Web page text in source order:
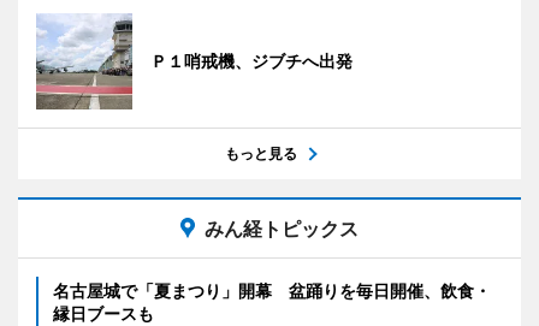
Ｐ１哨戒機、ジブチへ出発
もっと見る
みん経トピックス
名古屋城で「夏まつり」開幕 盆踊りを毎日開催、飲食・
縁日ブースも